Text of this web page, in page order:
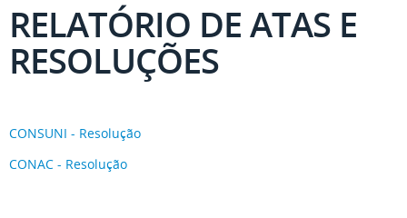
RELATÓRIO DE ATAS E
RESOLUÇÕES
CONSUNI - Resolução
CONAC - Resolução